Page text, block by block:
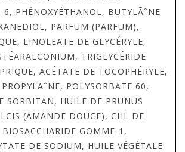
6, PHÉNOXYÉTHANOL, BUTYLÃˆNE
PARFUM (PARFUM),
LINOLEATE DE GLYCÉRYLE,
TRIGLYCÉRIDE
ACÉTATE DE TOCOPHÉRYLE,
POLYSORBATE 60,
SORBITAN, HUILE DE PRUNUS
(AMANDE DOUCE), CHL DE
GOMME-1,
DE SODIUM, HUILE VÉGÉTALE